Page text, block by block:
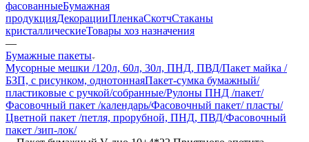
фасованныеБумажная
продукцияДекорацииПленкаСкотчСтаканы
кристаллическиеТовары хоз назначения
—
Бумажные пакеты
Мусорные мешки /120л, 60л, 30л, ПНД, ПВД/Пакет майка /
БЗП, с рисунком, однотоннаяПакет-сумка бумажный/
пластиковые с ручкой/собранные/Рулоны ПНД /пакет/
Фасовочный пакет /календарь/Фасовочный пакет/ пласты/
Цветной пакет /петля, прорубной, ПНД, ПВД/Фасовочный
пакет /зип-лок/